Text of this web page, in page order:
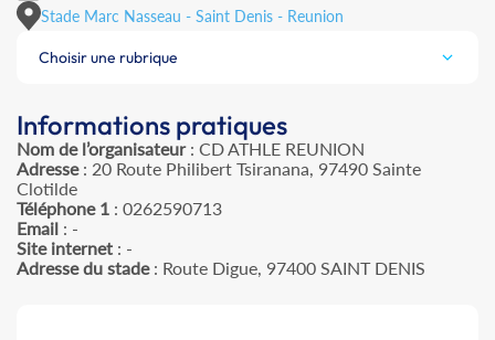
Stade Marc Nasseau - Saint Denis - Reunion
Choisir une rubrique
Informations pratiques
Nom de l’organisateur: CD ATHLE REUNION
Adresse: 20 Route Philibert Tsiranana, 97490 Sainte
Clotilde
Téléphone 1 : 0262590713
Email : -
Site internet : -
Adresse du stade: Route Digue, 97400 SAINT DENIS